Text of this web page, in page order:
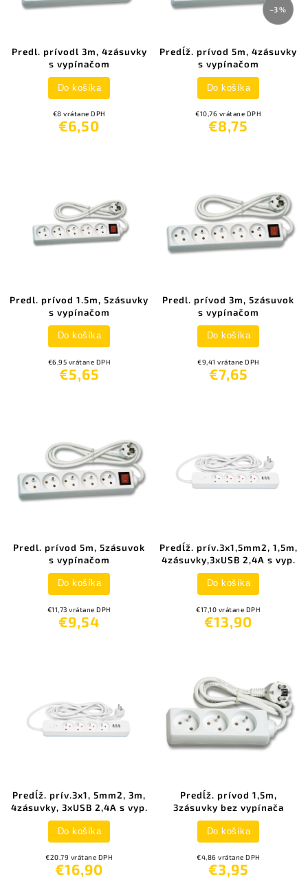
Predl. prívodl 3m, 4zásuvky
s vypínačom
€8 vrátane DPH
€6,50
Do košíka
–3 %
Predĺž. prívod 5m, 4zásuvky
s vypínačom
€10,76 vrátane DPH
€8,75
Do košíka
Predl. prívod 1.5m, 5zásuvky
s vypínačom
€6,95 vrátane DPH
€5,65
Do košíka
Predl. prívod 3m, 5zásuvok
s vypínačom
€9,41 vrátane DPH
€7,65
Do košíka
Predl. prívod 5m, 5zásuvok
s vypínačom
€11,73 vrátane DPH
€9,54
Do košíka
Predĺž. prív.3x1,5mm2, 1,5m,
4zásuvky,3xUSB 2,4A s vyp.
€17,10 vrátane DPH
€13,90
Do košíka
Predĺž. prív.3x1, 5mm2, 3m,
4zásuvky, 3xUSB 2,4A s vyp.
€20,79 vrátane DPH
€16,90
Do košíka
Predĺž. prívod 1,5m,
3zásuvky bez vypínača
€4,86 vrátane DPH
€3,95
Do košíka